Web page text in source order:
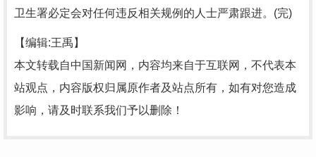
卫生署必定会对任何违反相关规例的人士严肃跟进。(完)
【编辑:王禹】
本文转载自中国新闻网，内容均来自于互联网，不代表本
站观点，内容版权归属原作者及站点所有，如有对您造成
影响，请及时联系我们予以删除！